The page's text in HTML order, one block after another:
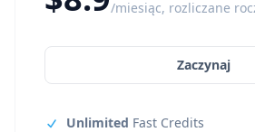
/miesiąc, rozliczane
Zaczynaj
Unlimited Fast Credits